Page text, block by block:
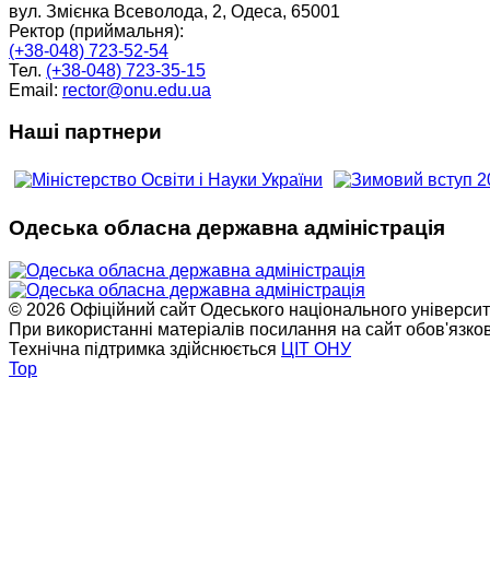
вул. Змієнка Всеволода, 2, Одеса, 65001
Ректор (приймальня):
(+38-048) 723-52-54
Тел. (+38-048) 723-35-15
Email: rector@onu.edu.ua
Наші партнери
Одеська обласна державна адміністрація
© 2026 Офіційний сайт Одеського національного
При використанні матеріалів посилання на сайт
Технічна підтримка здійснюється ЦІТ ОНУ
Top